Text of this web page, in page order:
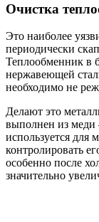
Очистка
Это наиболее
периодически
Теплообменник в
нержавеющей
необходимо не
Делают это
выполнен из меди
используется для
контролировать
особенно после
значительно